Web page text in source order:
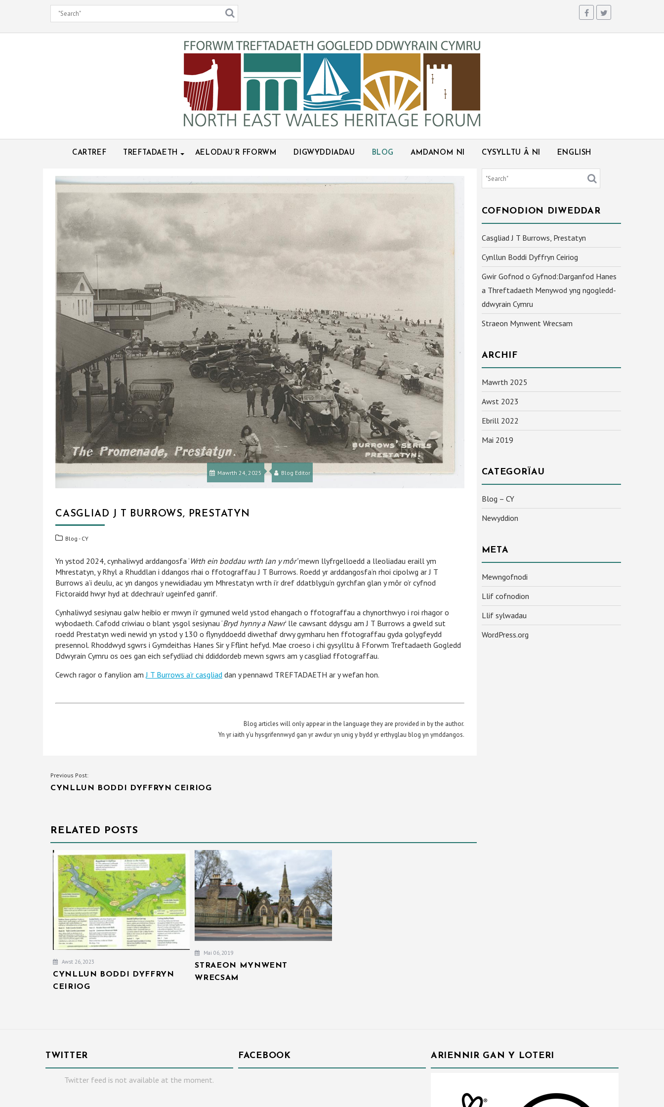
content
CARTREF TREFTADAETH AELODAU’R FFORWM DIGWYDDIADAU BLOG AMDANOM NI CYSYLLTU Â NI ENGLISH
Mawrth 24, 2025 Blog Editor
CASGLIAD J T BURROWS, PRESTATYN
Blog - CY
Yn ystod 2024, cynhaliwyd arddangosfa ‘ Wrth ein boddau wrth lan y môr’mewn llyfrgelloedd a lleoliadau eraill ym
Mhrestatyn, y Rhyl a Rhuddlan i ddangos rhai o ffotograffau J T Burrows. Roedd yr arddangosfa’n rhoi cipolwg ar J T
Burrows a’i deulu, ac yn dangos y newidiadau ym Mhrestatyn wrth i’r dref ddatblygu’n gyrchfan glan y môr o’r cyfnod
Fictoraidd hwyr hyd at ddechrau’r ugeinfed ganrif.
Cynhaliwyd sesiynau galw heibio er mwyn i’r gymuned weld ystod ehangach o ffotograffau a chynorthwyo i roi rhagor o
wybodaeth. Cafodd criwiau o blant ysgol sesiynau ‘Bryd hynny a Nawr’ lle cawsant ddysgu am J T Burrows a gweld sut
roedd Prestatyn wedi newid yn ystod y 130 o flynyddoedd diwethaf drwy gymharu hen ffotograffau gyda golygfeydd
presennol. Rhoddwyd sgwrs i Gymdeithas Hanes Sir y Fflint hefyd. Mae croeso i chi gysylltu â Fforwm Treftadaeth Gogledd
Ddwyrain Cymru os oes gan eich sefydliad chi ddiddordeb mewn sgwrs am y casgliad ffotograffau.
Cewch ragor o fanylion amJ T Burrows a’r casgliad dan y pennawd TREFTADAETH ar y wefan hon.
Blog articles will only appear in the language they are provided in by the author.
Yn yr iaith y’u hysgrifennwyd gan yr awdur yn unig y bydd yr erthyglau blog yn ymddangos.
LLYWIO
COFNOD
Previous Post:
CYNLLUN BODDI DYFFRYN CEIRIOG
RELATED POSTS
Awst 26, 2023
CYNLLUN BODDI DYFFRYN
CEIRIOG
Mai 06, 2019
STRAEON MYNWENT
WRECSAM
COFNODION DIWEDDAR
Casgliad J T Burrows, Prestatyn
Cynllun Boddi Dyffryn Ceiriog
Gwir Gofnod o Gyfnod:Darganfod Hanes
a Threftadaeth Menywod yng ngogledd-
ddwyrain Cymru
Straeon Mynwent Wrecsam
ARCHIF
Mawrth 2025
Awst 2023
Ebrill 2022
Mai 2019
CATEGORÏAU
Blog – CY
Newyddion
META
Mewngofnodi
Llif cofnodion
Llif sylwadau
WordPress.org
TWITTER
Twitter feed is not available at the moment.
FACEBOOK ARIENNIR GAN Y LOTERI